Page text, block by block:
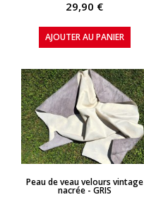
29,90 €
AJOUTER AU PANIER
APERÇU RAPIDE
Peau de veau velours vintage
nacrée - GRIS